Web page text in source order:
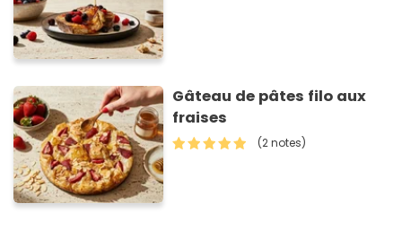
Gâteau de pâtes filo aux
fraises
(2 notes)